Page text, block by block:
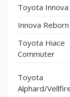
Toyota Innova
Innova Reborn
Toyota Hiace
Commuter
Toyota
Alphard/